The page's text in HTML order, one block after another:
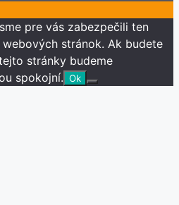
pre vás zabezpečili ten
stránok. Ak budete
stránky budeme
spokojní. Ok